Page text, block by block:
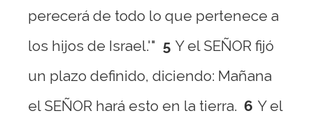
perecerá de todo lo que pertenece a
los hijos de Israel.'" 5 Y el SEÑOR fijó
un plazo definido, diciendo: Mañana
el SEÑOR hará esto en la tierra. 6 Y el